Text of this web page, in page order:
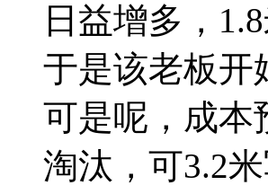
日益增多，
于是该老板开
可是呢，成本
淘汰，可3.2